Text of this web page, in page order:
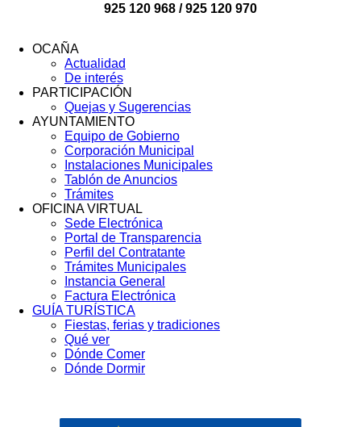
925 120 968 / 925 120 970
OCAÑA
Actualidad
De interés
PARTICIPACIÓN
Quejas y Sugerencias
AYUNTAMIENTO
Equipo de Gobierno
Corporación Municipal
Instalaciones Municipales
Tablón de Anuncios
Trámites
OFICINA VIRTUAL
Sede Electrónica
Portal de Transparencia
Perfil del Contratante
Trámites Municipales
Instancia General
Factura Electrónica
GUÍA TURÍSTICA
Fiestas, ferias y tradiciones
Qué ver
Dónde Comer
Dónde Dormir